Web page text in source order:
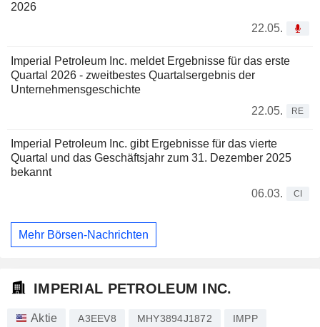
2026
22.05.
Imperial Petroleum Inc. meldet Ergebnisse für das erste
Quartal 2026 - zweitbestes Quartalsergebnis der
Unternehmensgeschichte
22.05.
RE
Imperial Petroleum Inc. gibt Ergebnisse für das vierte
Quartal und das Geschäftsjahr zum 31. Dezember 2025
bekannt
06.03.
CI
Mehr Börsen-Nachrichten
IMPERIAL PETROLEUM INC.
Aktie A3EEV8 MHY3894J1872 IMPP